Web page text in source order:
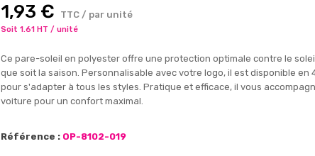
1,93 € TTC / par unité
Soit 1.61 HT / unité
Ce pare-soleil en polyester offre une protection optimale contre le
que soit la saison. Personnalisable avec votre logo, il est disponible en
pour s'adapter à tous les styles. Pratique et efficace, il vous
voiture pour un confort maximal.
Référence : OP-8102-019